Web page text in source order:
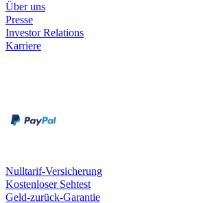
Über uns
Presse
Investor Relations
Karriere
Nulltarif-Versicherung
Kostenloser Sehtest
Geld-zurück-Garantie